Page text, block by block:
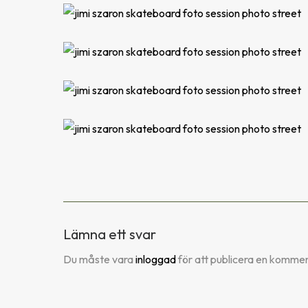
Lämna ett svar
Du måste varainloggadför att publicera en